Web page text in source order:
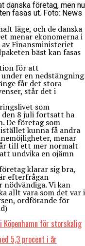
danska företag, men nu
fasas ut. Foto: News
läge, och de danska
menar ekonomerna i
Finansministeriet
bäst kan fasas
för att
en nedstängning
får det stora
står det i
som
8 juli fortsatt ha
De företag som
kunna få andra
menar
till ett mer normalt
undvika en ojämn
klarar sig bra,
efterfrågan
nödvändiga. Vi kan
allt vara som det var i
ordförande för
för storskalig
5,3 procent i år